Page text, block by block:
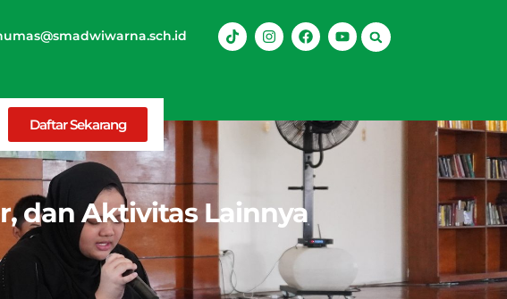
Daftar Sekarang
dan Aktivitas Lainnya